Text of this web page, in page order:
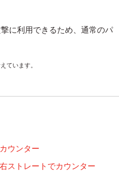
に利用できるため、通常のパ
ています。
ウンター
ストレートでカウンター